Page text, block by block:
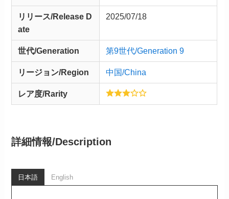
リリース/Release D
ate
2025/07/18
世代/Generation 第9世代/Generation 9
リージョン/Region 中国/China
レア度/Rarity
詳細情報/Description
日本語 English